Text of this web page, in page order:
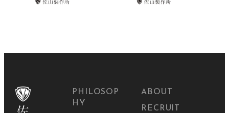
PHILOSOP
HY
ABOUT
RECRUIT